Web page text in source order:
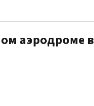
аэродроме в